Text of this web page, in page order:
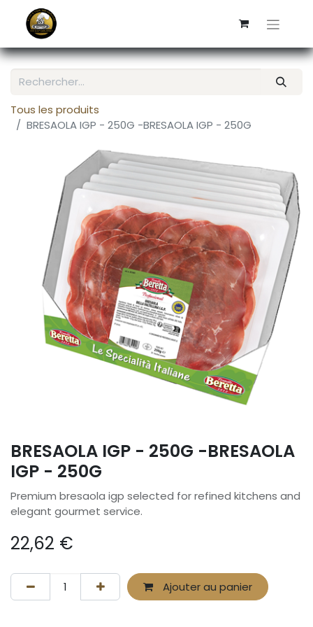
Tous les produits
BRESAOLA IGP - 250G -BRESAOLA IGP - 250G
BRESAOLA IGP - 250G -BRESAOLA
IGP - 250G
Premium bresaola igp selected for refined kitchens and
elegant gourmet service.
22,62 €
Ajouter au panier